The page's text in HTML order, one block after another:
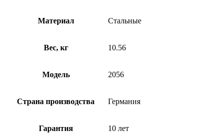
Материал Стальные
Вес, кг 10.56
Модель 2056
Страна производства Германия
Гарантия 10 лет